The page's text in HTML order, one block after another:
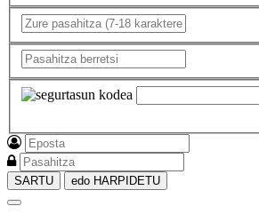
SARTU edo HARPIDETU